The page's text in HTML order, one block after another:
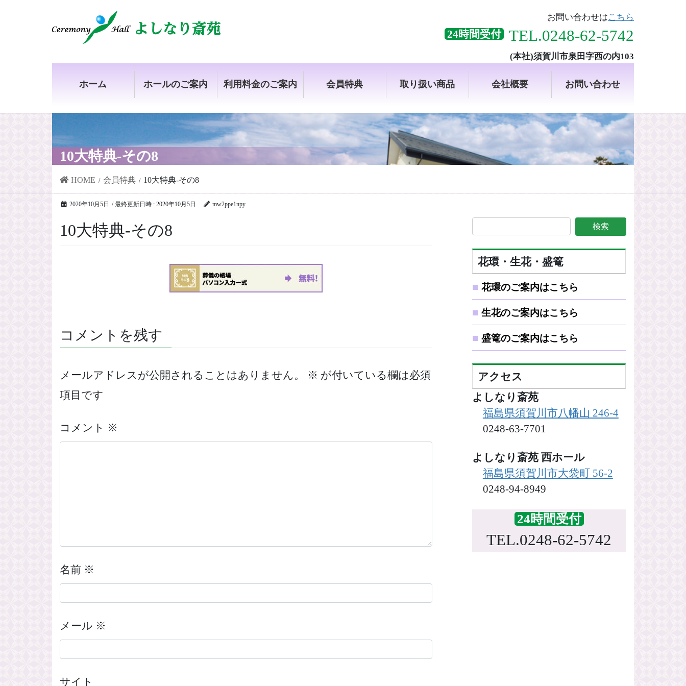
お問い合わせはこちら
24時間受付 TEL.0248-62-5742
(本社)須賀川市泉田字西の内103
ホーム ホールのご案内 利用料金のご案内 会員特典 取り扱い商品 会社概要 お問い合わせ
10大特典-その8
HOME 会員特典 10大特典-その8
2020年10月5日 / 最終更新日時 : 2020年10月5日 mw2ppe1npy
10大特典-その8
コメントを残す
メールアドレスが公開されることはありません。 ※ が付いている欄は必須
項目です
コメント ※
名前 ※
メール ※
サイト
花環・生花・盛篭
■ 花環のご案内はこちら
■ 生花のご案内はこちら
■ 盛篭のご案内はこちら
アクセス
よしなり斎苑
福島県須賀川市八幡山 246-4
0248-63-7701
よしなり斎苑 西ホール
福島県須賀川市大袋町 56-2
0248-94-8949
24時間受付
TEL.0248-62-5742